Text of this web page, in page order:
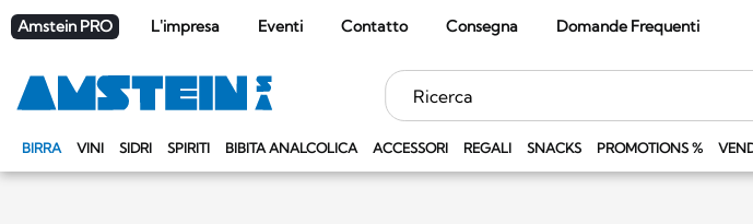
Amstein PRO L'impresa Eventi Contatto Consegna Domande Frequenti
BIRRA VINI SIDRI SPIRITI BIBITA ANALCOLICA ACCESSORI REGALI SNACKS PROMOTIONS %
Parole
chiave